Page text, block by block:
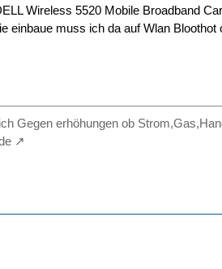
Wireless 5520 Mobile Broadband
einbaue muss ich da auf Wlan Bloothot
Gegen erhöhungen ob